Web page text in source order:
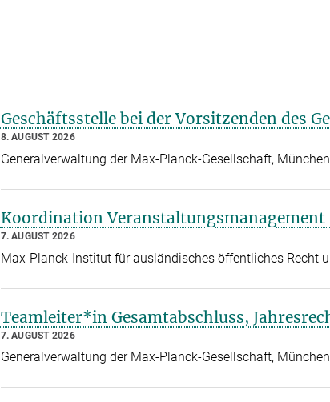
Geschäftsstelle bei der Vorsitzenden des
8. AUGUST 2026
Generalverwaltung der Max-Planck-Gesellschaft, München
Koordination
7. AUGUST 2026
Max-Planck-Institut für ausländisches öffentliches Recht
Teamleiter*in Gesamtabschluss,
7. AUGUST 2026
Generalverwaltung der Max-Planck-Gesellschaft, München